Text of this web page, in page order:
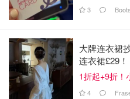
3 Boots
大牌连衣裙
连衣裙£29！
1折起+9折！
4